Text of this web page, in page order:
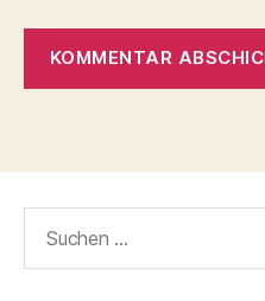
nach: